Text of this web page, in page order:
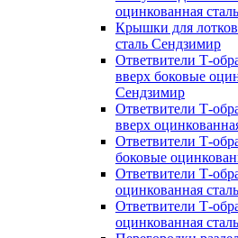
оцинкованная
Крышки для
сталь Сендзимир
Ответвители Т-
вверх боковые
Сендзимир
Ответвители Т-
вверх
Ответвители Т-
боковые
Ответвители Т-
оцинкованная
Ответвители Т-
оцинкованная